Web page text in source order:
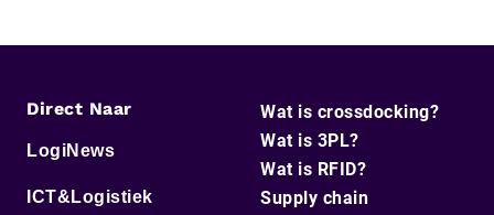
Direct Naar
LogiNews
ICT&Logistiek
Wat is crossdocking?
Wat is 3PL?
Wat is RFID?
Supply chain